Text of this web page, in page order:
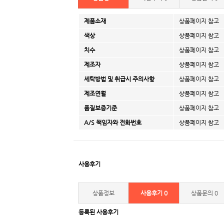
제품소재 상품페이지 참고
색상 상품페이지 참고
치수 상품페이지 참고
제조자 상품페이지 참고
세탁방법 및 취급시 주의사항 상품페이지 참고
제조연월 상품페이지 참고
품질보증기준 상품페이지 참고
A/S 책임자와 전화번호 상품페이지 참고
사용후기
상품정보 사용후기 0 상품문의 0
등록된 사용후기